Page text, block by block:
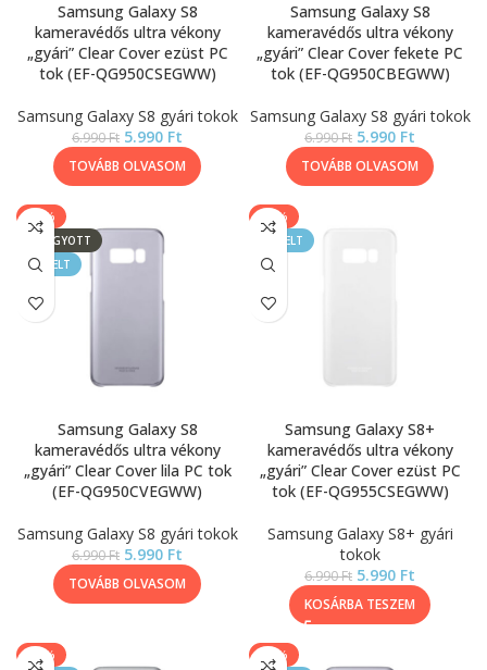
Samsung Galaxy S8
kameravédős ultra vékony
„gyári” Clear Cover ezüst PC
tok (EF-QG950CSEGWW)
Samsung Galaxy S8 gyári tokok
6.990Ft 5.990 Ft
TOVÁBB OLVASOM
Samsung Galaxy S8
kameravédős ultra vékony
„gyári” Clear Cover fekete PC
tok (EF-QG950CBEGWW)
Samsung Galaxy S8 gyári tokok
6.990Ft 5.990 Ft
TOVÁBB OLVASOM
-14%
ELFOGYOTT
KIEMELT
Samsung Galaxy S8
kameravédős ultra vékony
„gyári” Clear Cover lila PC tok
(EF-QG950CVEGWW)
Samsung Galaxy S8 gyári tokok
6.990Ft 5.990 Ft
TOVÁBB OLVASOM
-14%
KIEMELT
Samsung Galaxy S8+
kameravédős ultra vékony
„gyári” Clear Cover ezüst PC
tok (EF-QG955CSEGWW)
Samsung Galaxy S8+ gyári
tokok
6.990Ft 5.990 Ft
KOSÁRBA TESZEM
-14%
-14%